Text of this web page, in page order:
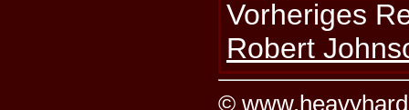
Vorheriges
Robert
©